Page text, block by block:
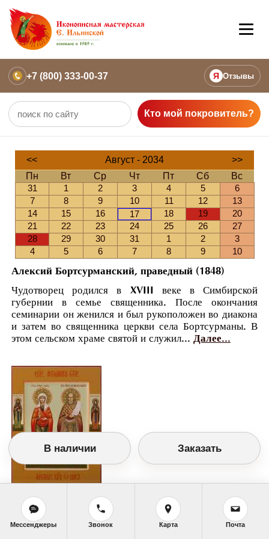
+7 (800) 333-00-37 Я Отзывы
Кто мой покровитель?
<< Август - 2034
>>
Пн
Вт Ср Чт Пт Сб
Вс
31
1 2 3 4 5
6
7
8 9 10 11 12
13
14
15 16 17 18 19
20
21
22 23 24 25 26
27
28
29 30 31 1 2
3
4
5 6 7 8 9 10
Алексий Бортсурманский, праведный (1848)
Чудотворец родился в XVIII веке в Симбирской
губернии в семье священника. После окончания
семинарии он женился и был рукоположен во диакона
и затем во священника церкви села Бортсурманы. В
этом сельском храме святой и служил... Далее...
Православный календарь
<< Четверг, 17 Августа (4 Августа по старому
стилю)
>>
В наличии Заказать
Мессенджеры Звонок Карта Почта